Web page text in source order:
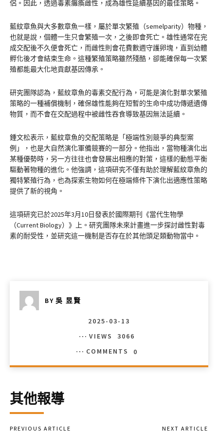
侶。因此，透過毒素癱瘓雌性，成為雄性延續基因的最佳策略。
藍紋章魚與大多數章魚一樣，屬於單次繁殖（semelparity）物種，
也就是說，個體一生只會繁殖一次，之後即會死亡。雄性通常在完
成交配後不久便會死亡，而雌性則會花費數週守護卵塊，直到幼體
孵化後才會結束生命。這種繁殖策略雖然殘酷，卻能確保每一次繁
殖都能最大化地貢獻基因傳承。
研究團隊認為，藍紋章魚的毒素交配行為，可能是演化對單次繁殖
策略的一種補償機制，確保雄性能夠在短暫的生命中成功傳遞遺傳
物質，而不會在交配過程中被雌性吞食導致基因無法延續。
鍾文松表示，藍紋章魚的交配策略是「極端性別競爭的典型案
例」，也是大自然演化軍備競賽的一部分。他指出，當物種演化出
某種優勢時，另一方往往也會發展出相應的對策，這樣的動態平衡
驅動著物種的進化。他強調，這項研究不僅有助於理解藍紋章魚的
獨特繁殖行為，也為探索生物如何在極端條件下演化出適應性策略
提供了新的視角。
這項研究已於2025年3月10日發表於國際期刊《當代生物學
（Current Biology）》上。研究團隊未來計畫進一步探討雌性對毒
素的耐受性，並研究這一機制是否存在於其他頭足類動物當中。
BY 吳 昱賢
2025-03-13
VIEWS
3066
COMMENTS
0
其他報導
PREVIOUS ARTICLE NEXT ARTICLE